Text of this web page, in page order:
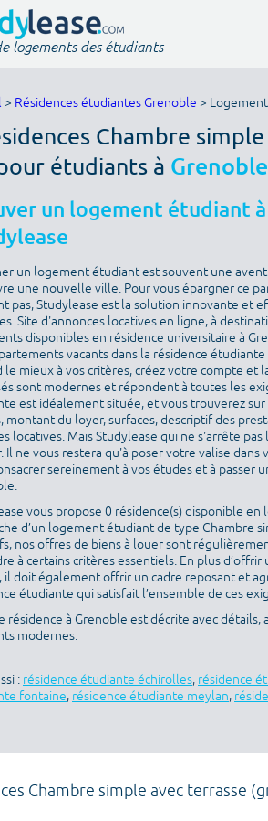
logements des étudiants
> Résidences étudiantes Grenoble >
Chambre
étudiants à
un logement étudiant
un logement étudiant est souvent une
une nouvelle ville. Pour vous épargner ce
pas, Studylease est la solution innovante et
Site d'annonces locatives en ligne, à
disponibles en résidence universitaire à
vacants dans la résidence
le mieux à vos critères, créez votre compte et
sont modernes et répondent à toutes les
est idéalement située, et vous trouverez
montant du loyer, surfaces, descriptif des
locatives. Mais Studylease qui ne s'arrête
Il ne vous restera qu'à poser votre valise
sereinement à vos études et à passer
vous propose 0 résidence(s) disponible en
d’un logement étudiant de type Chambre
nos offres de biens à louer sont
à certains critères essentiels. En plus
il doit également offrir un cadre reposant et
étudiante qui satisfait l’ensemble de ces
résidence à Grenoble est décrite avec
modernes.
: résidence étudiante échirolles, résidence
fontaine, résidence étudiante meylan,
Chambre simple avec terrasse